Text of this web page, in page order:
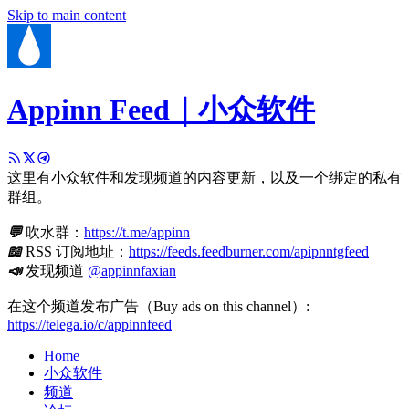
Skip to main content
Appinn Feed｜小众软件
这里有小众软件和发现频道的内容更新，以及一个绑定的私有
群组。
💬吹水群： https://t.me/appinn
📖RSS 订阅地址： https://feeds.feedburner.com/apipnntgfeed
📣发现频道 @appinnfaxian
在这个频道发布广告（Buy ads on this channel）:
https://telega.io/c/appinnfeed
Home
小众软件
频道